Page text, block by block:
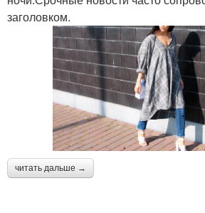
заголовком.
читать дальше →